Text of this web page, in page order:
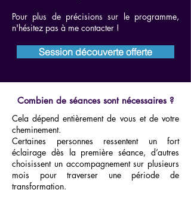
​Pour plus de précisions sur le programme,
n'hésitez pas à me contacter !
Session découverte offerte
Combien de séances sont nécessaires ?
Cela dépend entièrement de vous et de votre
cheminement.
Certaines personnes ressentent un fort
éclairage dès la première séance, d’autres
choisissent un accompagnement sur plusieurs
mois pour traverser une période de
transformation.